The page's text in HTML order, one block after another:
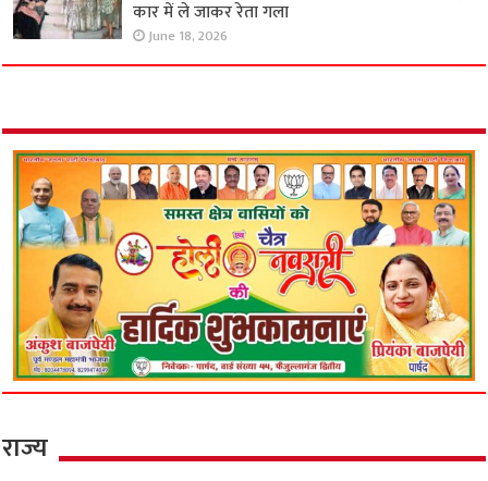
कार में ले जाकर रेता गला
June 18, 2026
राज्य